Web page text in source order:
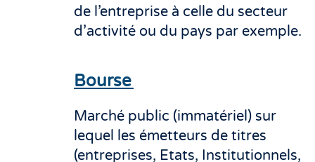
de l’entreprise à celle du secteur
d’activité ou du pays par exemple.
Bourse
Marché public (immatériel) sur
lequel les émetteurs de titres
(entreprises, Etats, Institutionnels,